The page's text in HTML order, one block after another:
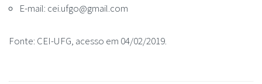
E-mail: cei.ufgo@gmail.com
Fonte: CEI-UFG, acesso em 04/02/2019.